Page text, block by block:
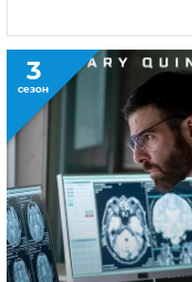
3
сезон